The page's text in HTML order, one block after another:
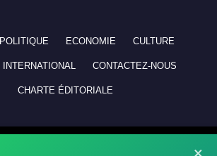
POLITIQUE ECONOMIE CULTURE
INTERNATIONAL CONTACTEZ-NOUS
CHARTE ÉDITORIALE